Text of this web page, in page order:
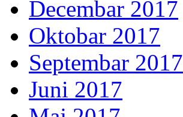
Decembar 2017
Oktobar 2017
Septembar 2017
Juni 2017